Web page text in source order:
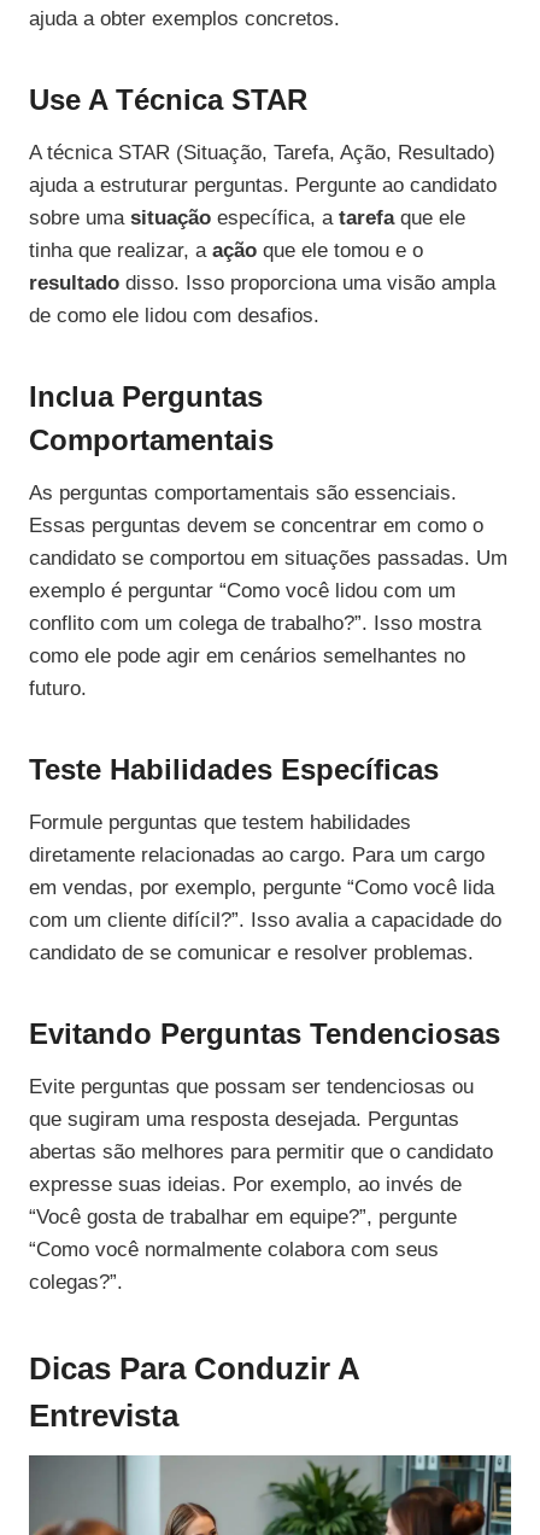
ajuda a obter exemplos concretos.
Use A Técnica STAR
A técnica STAR (Situação, Tarefa, Ação, Resultado)
ajuda a estruturar perguntas. Pergunte ao candidato
sobre uma situação específica, a tarefaque ele
tinha que realizar, a ação que ele tomou e o
resultado disso. Isso proporciona uma visão ampla
de como ele lidou com desafios.
Inclua Perguntas
Comportamentais
As perguntas comportamentais são essenciais.
Essas perguntas devem se concentrar em como o
candidato se comportou em situações passadas. Um
exemplo é perguntar “Como você lidou com um
conflito com um colega de trabalho?”. Isso mostra
como ele pode agir em cenários semelhantes no
futuro.
Teste Habilidades Específicas
Formule perguntas que testem habilidades
diretamente relacionadas ao cargo. Para um cargo
em vendas, por exemplo, pergunte “Como você lida
com um cliente difícil?”. Isso avalia a capacidade do
candidato de se comunicar e resolver problemas.
Evitando Perguntas Tendenciosas
Evite perguntas que possam ser tendenciosas ou
que sugiram uma resposta desejada. Perguntas
abertas são melhores para permitir que o candidato
expresse suas ideias. Por exemplo, ao invés de
“Você gosta de trabalhar em equipe?”, pergunte
“Como você normalmente colabora com seus
colegas?”.
Dicas Para Conduzir A
Entrevista